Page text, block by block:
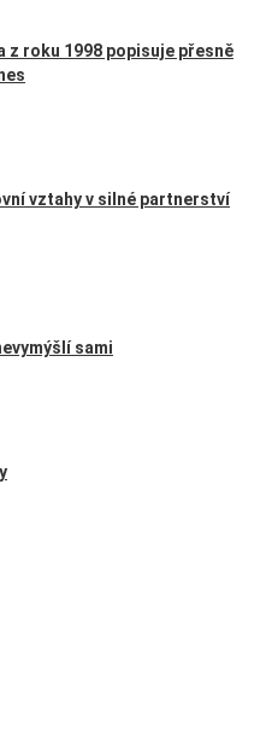
z roku 1998 popisuje přesně
vztahy v silné partnerství
sami